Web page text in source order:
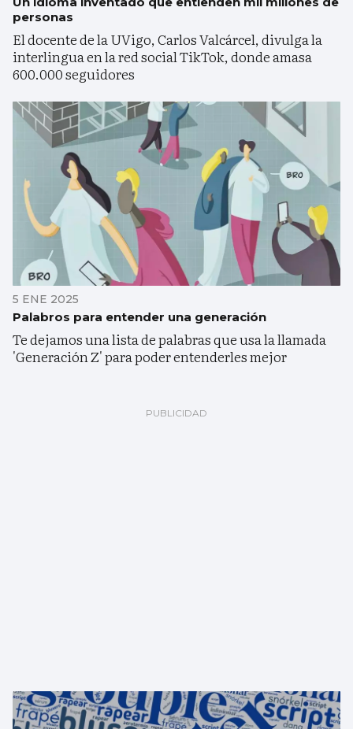
personas
El docente de la UVigo, Carlos Valcárcel, divulga la
interlingua en la red social TikTok, donde amasa
600.000 seguidores
5 ENE 2025
Palabros para entender una generación
Te dejamos una lista de palabras que usa la llamada
'Generación Z' para poder entenderles mejor